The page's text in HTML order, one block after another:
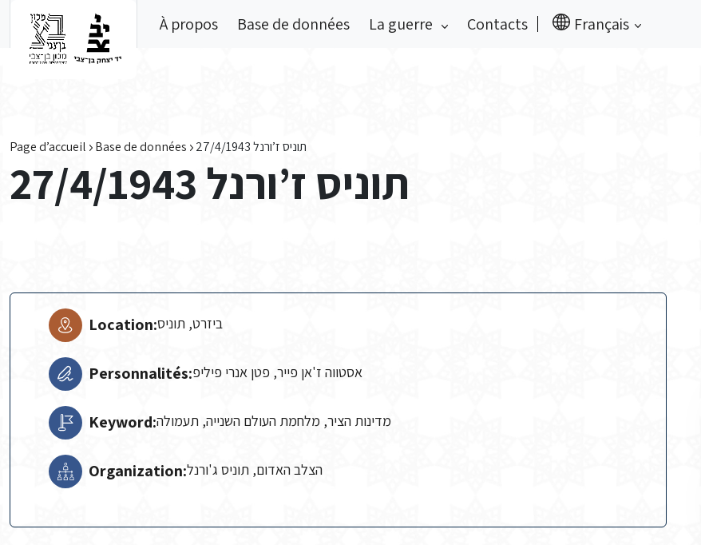
À propos Base de données La guerre Contacts Français
Page d’accueil Base de données תוניס ז’ורנל 27/4/1943
תוניס ז’ורנל 27/4/1943
Location:ביזרט, תוניס
Personnalités:אסטווה ז'אן פייר, פטן אנרי פיליפ
Keyword:מדינות הציר, מלחמת העולם השנייה, תעמולה
Organization:הצלב האדום, תוניס ג'ורנל